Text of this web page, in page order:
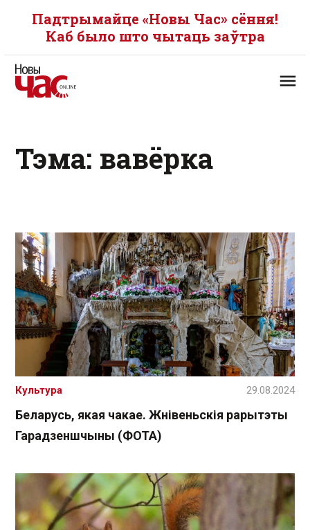
Падтрымайце «Новы Час» сёння!
Каб было што чытаць заўтра
Тэма: вавёрка
Беларусь, якая чакае. Жнівеньскія рарытэты
Гарадзеншчыны (ФОТА)
Культура 29.08.2024